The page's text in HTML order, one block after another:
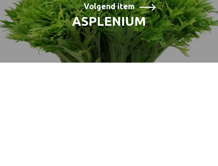
Volgend item
ASPLENIUM